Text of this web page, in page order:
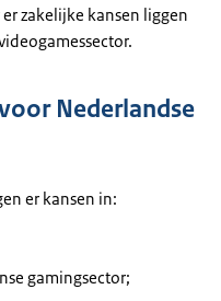
zakelijke kansen liggen
Nederlandse
er kansen in:
gamingsector;